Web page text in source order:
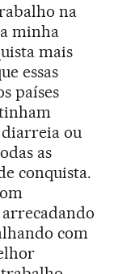
na
minha
mais
essas
países
ou
as
conquista.
com